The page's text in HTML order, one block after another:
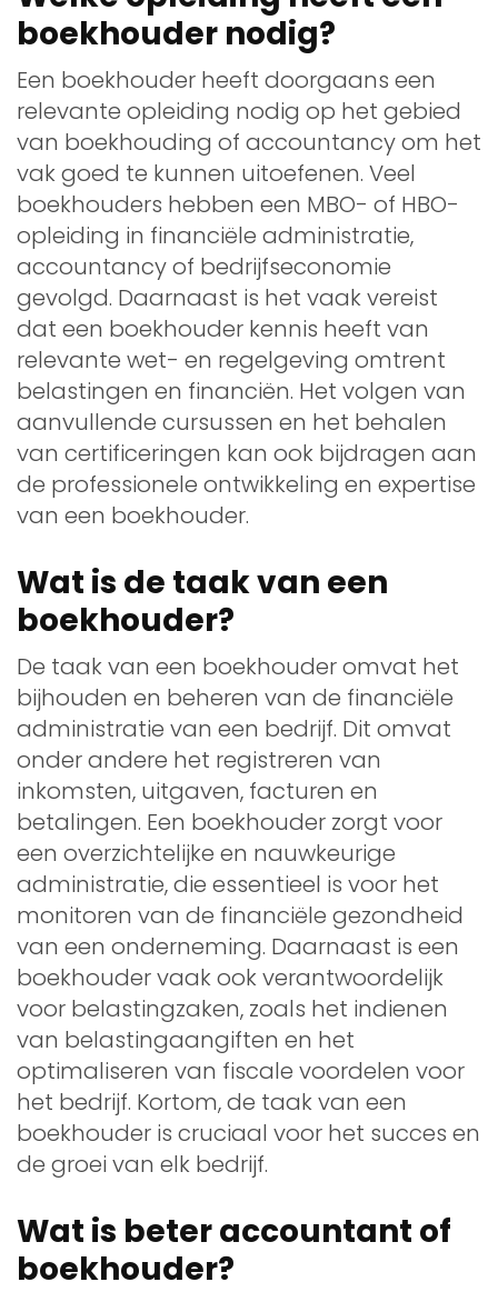
boekhouder nodig?
Een boekhouder heeft doorgaans een
relevante opleiding nodig op het gebied
van boekhouding of accountancy om het
vak goed te kunnen uitoefenen. Veel
boekhouders hebben een MBO- of HBO-
opleiding in financiële administratie,
accountancy of bedrijfseconomie
gevolgd. Daarnaast is het vaak vereist
dat een boekhouder kennis heeft van
relevante wet- en regelgeving omtrent
belastingen en financiën. Het volgen van
aanvullende cursussen en het behalen
van certificeringen kan ook bijdragen aan
de professionele ontwikkeling en expertise
van een boekhouder.
Wat is de taak van een
boekhouder?
De taak van een boekhouder omvat het
bijhouden en beheren van de financiële
administratie van een bedrijf. Dit omvat
onder andere het registreren van
inkomsten, uitgaven, facturen en
betalingen. Een boekhouder zorgt voor
een overzichtelijke en nauwkeurige
administratie, die essentieel is voor het
monitoren van de financiële gezondheid
van een onderneming. Daarnaast is een
boekhouder vaak ook verantwoordelijk
voor belastingzaken, zoals het indienen
van belastingaangiften en het
optimaliseren van fiscale voordelen voor
het bedrijf. Kortom, de taak van een
boekhouder is cruciaal voor het succes en
de groei van elk bedrijf.
Wat is beter accountant of
boekhouder?